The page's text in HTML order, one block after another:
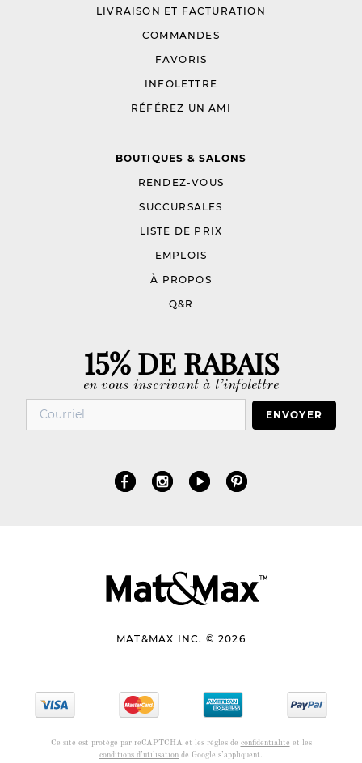
LIVRAISON ET FACTURATION
COMMANDES
FAVORIS
INFOLETTRE
RÉFÉREZ UN AMI
BOUTIQUES & SALONS
RENDEZ-VOUS
SUCCURSALES
LISTE DE PRIX
EMPLOIS
À PROPOS
Q&R
15% DE RABAIS
en vous inscrivant à l’infolettre
ENVOYER
MAT&MAX INC. © 2026
Ce site est protégé par reCAPTCHA et les règles de confidentialité et les
conditions d’utilisation de Google s’appliquent.